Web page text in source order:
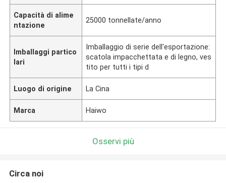
Capacità di alime
ntazione
25000 tonnellate/anno
Imballaggi partico
lari
Imballaggio di serie dell'esportazione:
scatola impacchettata e di legno, ves
tito per tutti i tipi d
Luogo di origine La Cina
Marca Haiwo
Osservi più
Circa noi